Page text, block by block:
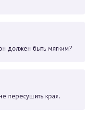
должен быть мягким?
пересушить края.